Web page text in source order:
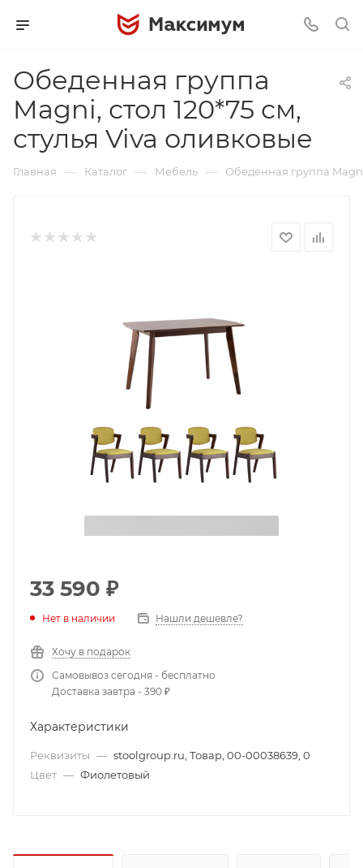
Обеденная группа
Magni, стол 120*75 см,
стулья Viva оливковые
Главная — Каталог — Мебель — Обеденная группа
33 590 ₽
Нет в наличии Нашли дешевле?
Хочу в подарок
Самовывоз сегодня - бесплатно
Доставка завтра - 390 ₽
Характеристики
Реквизиты — stoolgroup.ru, Товар, 00-00038639, 0
Цвет — Фиолетовый